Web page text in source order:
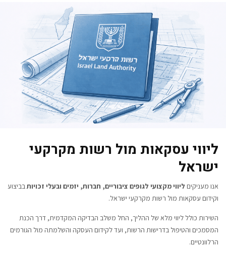
ליווי עסקאות מול רשות מקרקעי
ישראל
אנו מעניקים ליווי מקצועי לגופים ציבוריים, חברות, יזמים ובעלי זכויותבביצוע
וקידום עסקאות מול רשות מקרקעי ישראל.
השירות כולל ליווי מלא של ההליך, החל משלב הבדיקה המקדמית, דרך הכנת
המסמכים והטיפול בדרישות הרשות, ועד לקידום העסקה והשלמתה מול הגורמים
הרלוונטיים.